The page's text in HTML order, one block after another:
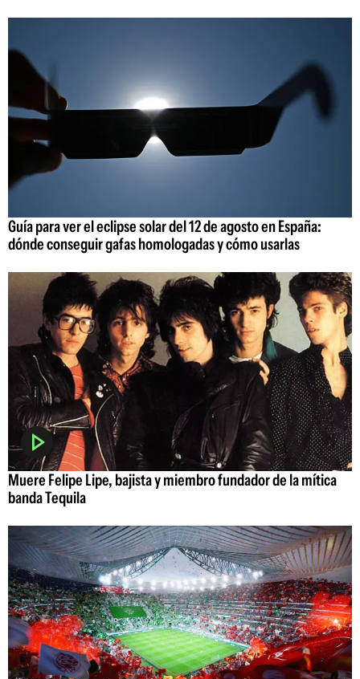
Guía para ver el eclipse solar del 12 de agosto en España:
dónde conseguir gafas homologadas y cómo usarlas
Muere Felipe Lipe, bajista y miembro fundador de la mítica
banda Tequila